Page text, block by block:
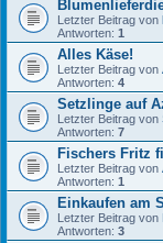
Letzter Beitrag von
Antworten: 1
Alles Käse!
Letzter Beitrag von
Antworten: 4
Setzlinge auf
Letzter Beitrag von
Antworten: 7
Fischers Fritz
Letzter Beitrag von
Antworten: 1
Einkaufen am
Letzter Beitrag von
Antworten: 3